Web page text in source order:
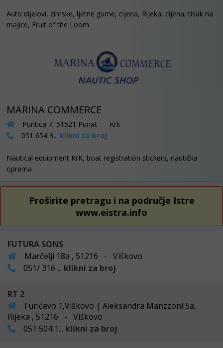
Auto dijelovi, zimske, ljetne gume, cijena, Rijeka, cijena, tisak na
majice, Fruit of the Loom
MARINA COMMERCE
Puntica 7, 51521 Punat - Krk
051 654 3... klikni za broj
Nautical equipment KrK, boat registration stickers, nautička
oprema
Proširite pretragu i na područje Istre
www.eistra.info
FUTURA SONS
Marčelji 18a , 51216 - Viškovo
051/ 316 ... klikni za broj
RT 2
Furićevo 1,Viškovo | Aleksandra Manzzoni 5a,
Rijeka , 51216 - Viškovo
051 504 1... klikni za broj